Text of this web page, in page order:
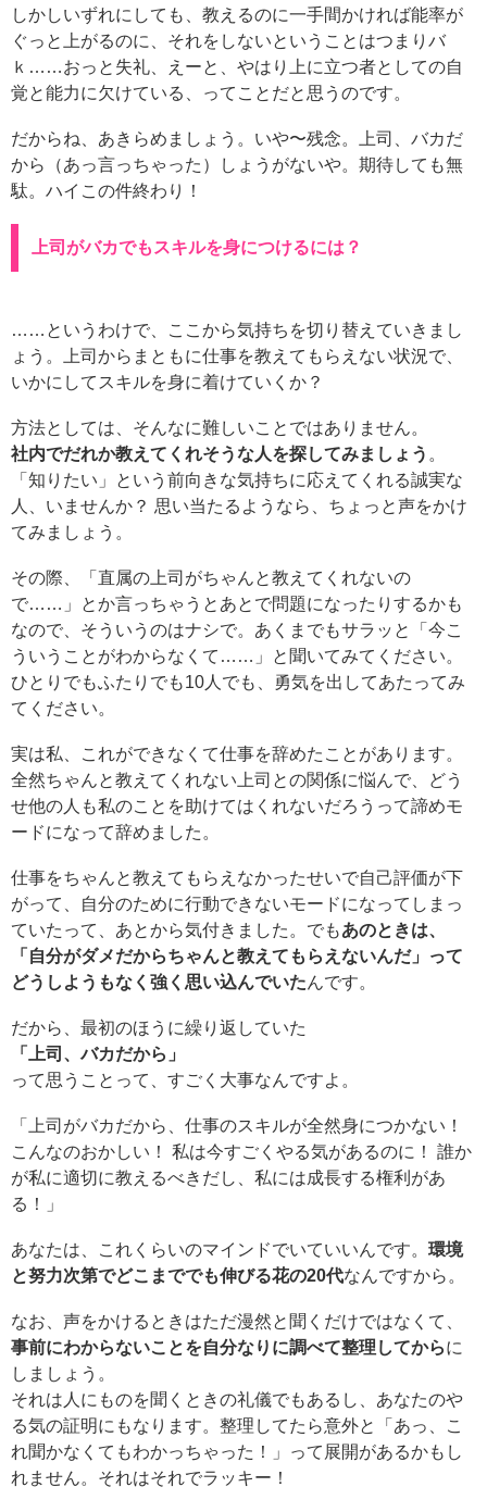
しかしいずれにしても、教えるのに一手間かければ能率が
ぐっと上がるのに、それをしないということはつまりバ
ｋ……おっと失礼、えーと、やはり上に立つ者としての自
覚と能力に欠けている、ってことだと思うのです。
だからね、あきらめましょう。いや〜残念。上司、バカだ
から（あっ言っちゃった）しょうがないや。期待しても無
駄。ハイこの件終わり！
上司がバカでもスキルを身につけるには？
……というわけで、ここから気持ちを切り替えていきまし
ょう。上司からまともに仕事を教えてもらえない状況で、
いかにしてスキルを身に着けていくか？
方法としては、そんなに難しいことではありません。
社内でだれか教えてくれそうな人を探してみましょう 。
「知りたい」という前向きな気持ちに応えてくれる誠実な
人、いませんか？ 思い当たるようなら、ちょっと声をかけ
てみましょう。
その際、「直属の上司がちゃんと教えてくれないの
で……」とか言っちゃうとあとで問題になったりするかも
なので、そういうのはナシで。あくまでもサラッと「今こ
ういうことがわからなくて……」と聞いてみてください。
ひとりでもふたりでも10人でも、勇気を出してあたってみ
てください。
実は私、これができなくて仕事を辞めたことがあります。
全然ちゃんと教えてくれない上司との関係に悩んで、どう
せ他の人も私のことを助けてはくれないだろうって諦めモ
ードになって辞めました。
仕事をちゃんと教えてもらえなかったせいで自己評価が下
がって、自分のために行動できないモードになってしまっ
ていたって、あとから気付きました。でもあのときは、
「自分がダメだからちゃんと教えてもらえないんだ」って
どうしようもなく強く思い込んでいたんです。
だから、最初のほうに繰り返していた
「上司、バカだから」
って思うことって、すごく大事なんですよ。
「上司がバカだから、仕事のスキルが全然身につかない！
こんなのおかしい！ 私は今すごくやる気があるのに！ 誰か
が私に適切に教えるべきだし、私には成長する権利があ
る！」
あなたは、これくらいのマインドでいていいんです。 環境
と努力次第でどこまででも伸びる花の20代なんですから。
なお、声をかけるときはただ漫然と聞くだけではなくて、
事前にわからないことを自分なりに調べて整理してからに
しましょう。
それは人にものを聞くときの礼儀でもあるし、あなたのや
る気の証明にもなります。整理してたら意外と「あっ、こ
れ聞かなくてもわかっちゃった！」って展開があるかもし
れません。それはそれでラッキー！